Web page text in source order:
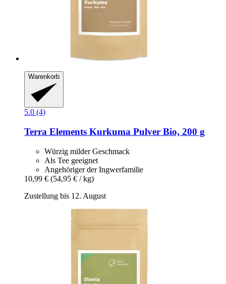
Warenkorb
5.0 (4)
Terra Elements Kurkuma Pulver Bio, 200 g
Würzig milder Geschmack
Als Tee geeignet
Angehöriger der Ingwerfamilie
10,99 € (54,95 € / kg)
Zustellung bis 12. August